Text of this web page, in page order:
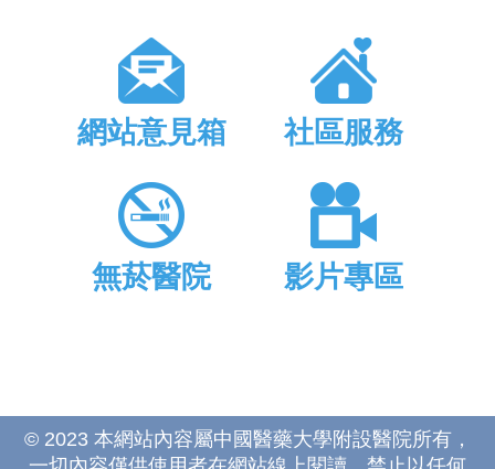
網站意見箱 社區服務
無菸醫院 影片專區
© 2023 本網站內容屬中國醫藥大學附設醫院所有，